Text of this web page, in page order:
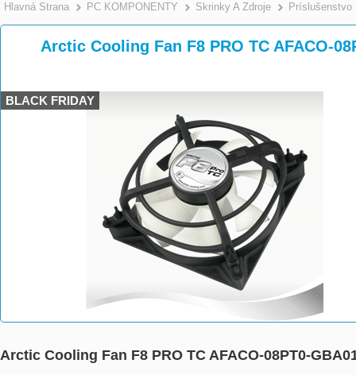
Hlavná Strana >
PC KOMPONENTY >
Skrinky A Zdroje Príslušenstvo
Arctic Cooling Fan F8 PRO TC AFACO-
BLACK FRIDAY
Arctic Cooling Fan F8 PRO TC AFACO-08PT0-